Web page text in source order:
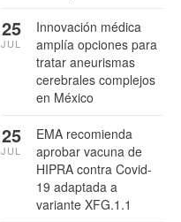
Innovación médica
amplía opciones para
tratar aneurismas
cerebrales complejos
en México
25
JUL
EMA recomienda
aprobar vacuna de
HIPRA contra Covid-
19 adaptada a
variante XFG.1.1
25
JUL